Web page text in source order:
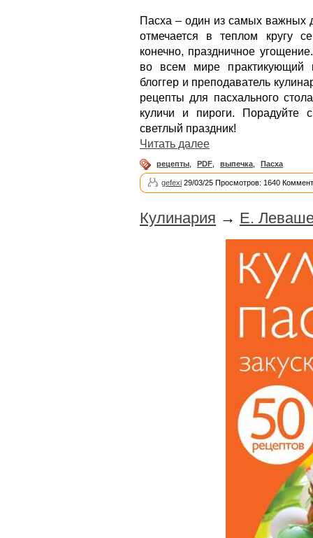
Пасха – один из самых важных
отмечается в теплом кругу
конечно, праздничное
во всем мире практикующий
блоггер и преподаватель
рецепты для пасхального
куличи и пироги. Порадуйте
светлый праздник!
Читать далее
рецепты PDF выпечка Пасха
gefexi 29/03/25 Просмотров: 1640
Кулинария → Е.